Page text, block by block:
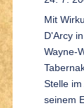
Mit
D'Arcy
Wayne-
Stelle
seinem